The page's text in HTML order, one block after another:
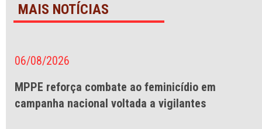
MAIS NOTÍCIAS
06/08/2026
MPPE reforça combate ao feminicídio em
campanha nacional voltada a vigilantes